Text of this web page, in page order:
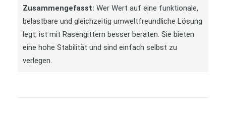
Zusammengefasst: Wer Wert auf eine funktionale,
belastbare und gleichzeitig umweltfreundliche Lösung
legt, ist mit Rasengittern besser beraten. Sie bieten
eine hohe Stabilität und sind einfach selbst zu
verlegen.